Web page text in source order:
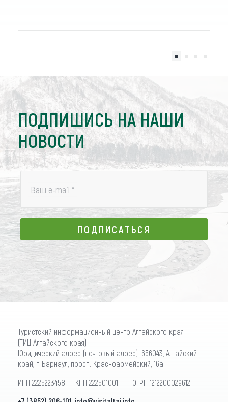
ПОДПИШИСЬ НА НАШИ
НОВОСТИ
Ваш e-mail *
ПОДПИСАТЬСЯ
ПОДПИСАТЬСЯ
Туристский информационный центр Алтайского края
(ТИЦ Алтайского края)
Юридический адрес (почтовый адрес): 656043, Алтайский
край, г. Барнаул, просп. Красноармейский, 16а
ИНН 2225223458 КПП 222501001 ОГРН 1212200029612